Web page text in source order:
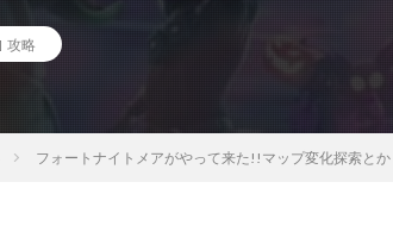
攻略
フォートナイトメアがやって来た!!マップ変化探索とか